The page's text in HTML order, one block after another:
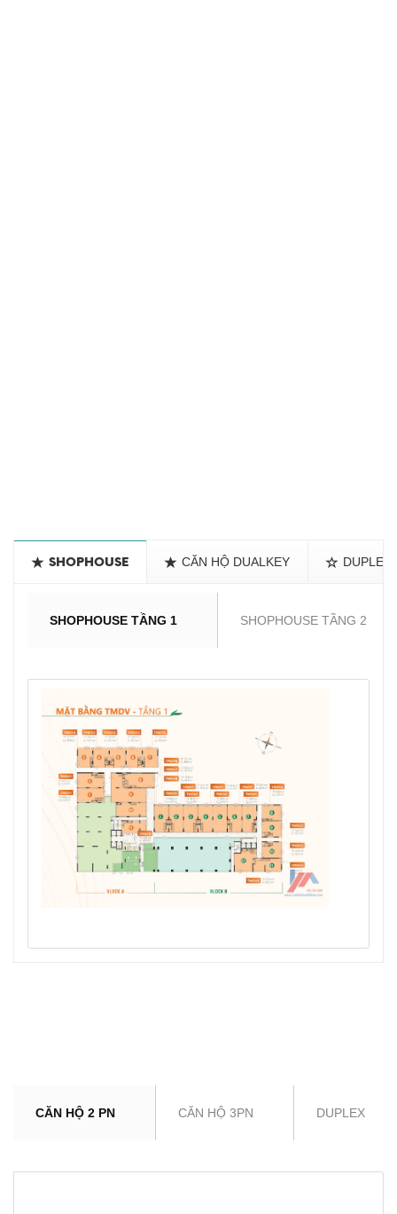
SHOPHOUSE CĂN HỘ DUALKEY DUPLEX
SHOPHOUSE TẦNG 1 SHOPHOUSE TẦNG 2
CĂN HỘ 2 PN CĂN HỘ 3PN DUPLEX